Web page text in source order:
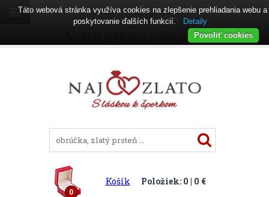
Prihlásenie|Registrácia
02 38 111 333 ( PO - PI 8:00 - 16:00 )
0
Košík Položiek: 0 | 0 €
Táto webová stránka využíva cookies na zlepšenie prehliadania webu a
poskytovanie ďalších funkcií.
Detaily
Povoliť cookies